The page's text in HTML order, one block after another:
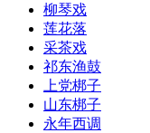
柳琴戏
莲花落
采茶戏
祁东渔鼓
上党梆子
山东梆子
永年西调